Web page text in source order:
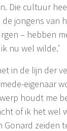
Die cultuur
jongens van
– hebben
nu wel wilde.’
in de lijn der
eigenaar
houdt me
of ik het wel
Gonard zeiden